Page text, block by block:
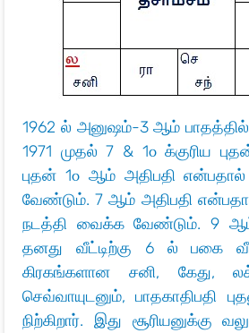
1962 ல் அனுஷம்-3 ஆம் பாதத்தில்
1971 முதல் 7 & 1௦ க்குரிய
புதன் 1௦ ஆம் அதிபதி
வேண்டும். 7 ஆம் அதிபதி
நடத்தி வைக்க வேண்டும். 9 ஆம்
தனது வீட்டிற்கு 6 ல் பகை
கிரகங்களான சனி, கேது,
செவ்வாயுடனும், பாதகாதிபதி
நிற்கிறார். இது சூரியனுக்கு